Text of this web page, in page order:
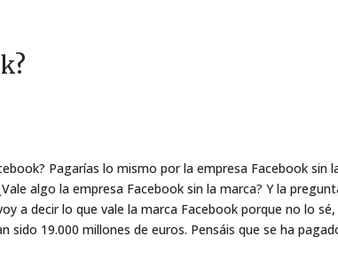
Pagarías lo mismo por la empresa Facebook sin
algo la empresa Facebook sin la marca? Y la
a decir lo que vale la marca Facebook porque no lo sé,
sido 19.000 millones de euros. Pensáis que se ha